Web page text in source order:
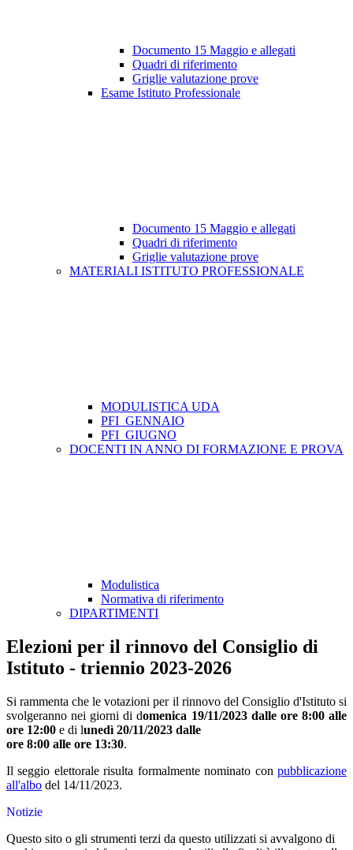
Documento 15 Maggio e allegati
Quadri di riferimento
Griglie valutazione prove
Esame Istituto Professionale
Documento 15 Maggio e allegati
Quadri di riferimento
Griglie valutazione prove
MATERIALI ISTITUTO PROFESSIONALE
MODULISTICA UDA
PFI_GENNAIO
PFI_GIUGNO
DOCENTI IN ANNO DI FORMAZIONE E PROVA
Modulistica
Normativa di riferimento
DIPARTIMENTI
Elezioni per il rinnovo del Consiglio di
Istituto - triennio 2023-2026
Si rammenta che le votazioni per il rinnovo del Consiglio d'Istituto si
svolgeranno nei giorni di domenica 19/11/2023 dalle ore 8:00 alle
ore 12:00 e di lunedì 20/11/2023 dalle
ore 8:00 alle ore 13:30.
Il seggio elettorale risulta formalmente nominato con pubblicazione
all'albo del 14/11/2023.
Notizie
Questo sito o gli strumenti terzi da questo utilizzati si avvalgono di